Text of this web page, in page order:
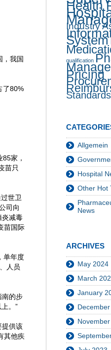
，我国
了80%
家，
苗只
世卫
司向
炎减毒
苗国际
单年度
人员
南的步
。”
提供该
其他疾
Health
Industry
System
qualification
Pricing
Standards
Allgemein
Hospital
Other Hot
News
ARCHIVES
May 2024
March
January